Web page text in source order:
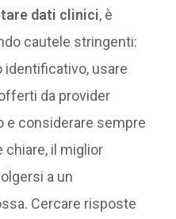
dati clinici, è
cautele stringenti:
usare
da provider
e considerare sempre
chiare, il miglior
a un
Cercare risposte